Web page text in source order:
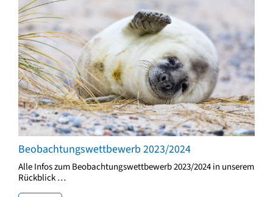
Beobachtungswettbewerb 2023/2024
Alle Infos zum Beobachtungswettbewerb 2023/2024 in unserem
Rückblick …